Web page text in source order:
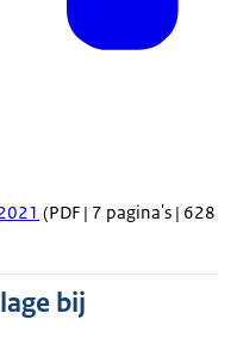
(PDF | 7 pagina's | 628
bij